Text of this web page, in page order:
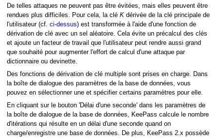
De telles attaques ne peuvent pas être évitées, mais elles peuvent être
rendues plus difficiles. Pour cela, la clé K dérivée de la clé principale de
l'utilisateur (cf. ci-dessus) est transformée à l'aide d'une fonction de
dérivation de clé avec un sel aléatoire. Cela évite un précalcul des clés
et ajoute un facteur de travail que l'utilisateur peut rendre aussi grand
que souhaité pour augmenter l'effort de calcul d'une attaque par
dictionnaire ou devinette.
Des fonctions de dérivation de clé multiple sont prises en charge. Dans
la boîte de dialogue des paramètres de la base de données, vous
pouvez en sélectionner une et spécifier certains paramètres pour elle.
En cliquant sur le bouton 'Délai d'une seconde' dans les paramètres de
la boîte de dialogue de la base de données, KeePass calcule le nombre
d'itérations qui résulte en un délai d'une seconde quand on
charge/enregistre une base de données. De plus, KeePass 2.x possède